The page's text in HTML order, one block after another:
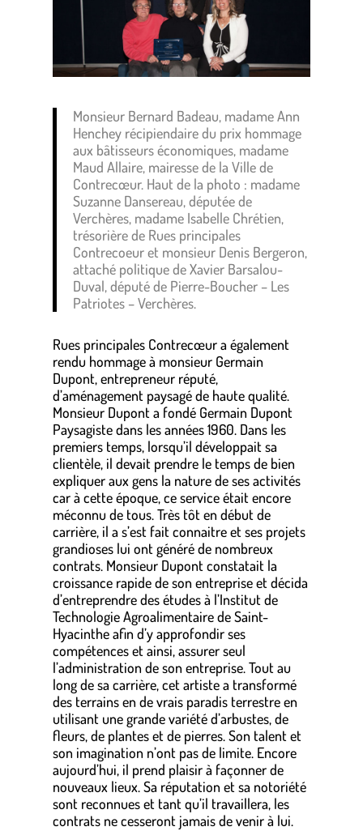
Monsieur Bernard Badeau, madame Ann
Henchey récipiendaire du prix hommage
aux bâtisseurs économiques, madame
Maud Allaire, mairesse de la Ville de
Contrecœur. Haut de la photo : madame
Suzanne Dansereau, députée de
Verchères, madame Isabelle Chrétien,
trésorière de Rues principales
Contrecoeur et monsieur Denis Bergeron,
attaché politique de Xavier Barsalou-
Duval, député de Pierre-Boucher – Les
Patriotes – Verchères.
Rues principales Contrecœur a également
rendu hommage à monsieur Germain
Dupont, entrepreneur réputé,
d’aménagement paysagé de haute qualité.
Monsieur Dupont a fondé Germain Dupont
Paysagiste dans les années 1960. Dans les
premiers temps, lorsqu’il développait sa
clientèle, il devait prendre le temps de bien
expliquer aux gens la nature de ses activités
car à cette époque, ce service était encore
méconnu de tous. Très tôt en début de
carrière, il a s’est fait connaitre et ses projets
grandioses lui ont généré de nombreux
contrats. Monsieur Dupont constatait la
croissance rapide de son entreprise et décida
d’entreprendre des études à l’Institut de
Technologie Agroalimentaire de Saint-
Hyacinthe afin d’y approfondir ses
compétences et ainsi, assurer seul
l’administration de son entreprise. Tout au
long de sa carrière, cet artiste a transformé
des terrains en de vrais paradis terrestre en
utilisant une grande variété d’arbustes, de
fleurs, de plantes et de pierres. Son talent et
son imagination n’ont pas de limite. Encore
aujourd’hui, il prend plaisir à façonner de
nouveaux lieux. Sa réputation et sa notoriété
sont reconnues et tant qu’il travaillera, les
contrats ne cesseront jamais de venir à lui.